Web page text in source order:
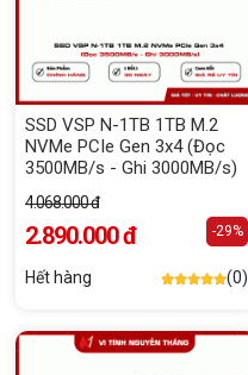
SSD VSP N-1TB 1TB M.2
NVMe PCIe Gen 3x4 (Đọc
3500MB/s - Ghi 3000MB/s)
4.068.000 đ
2.890.000 đ -29%
Hết hàng (0)